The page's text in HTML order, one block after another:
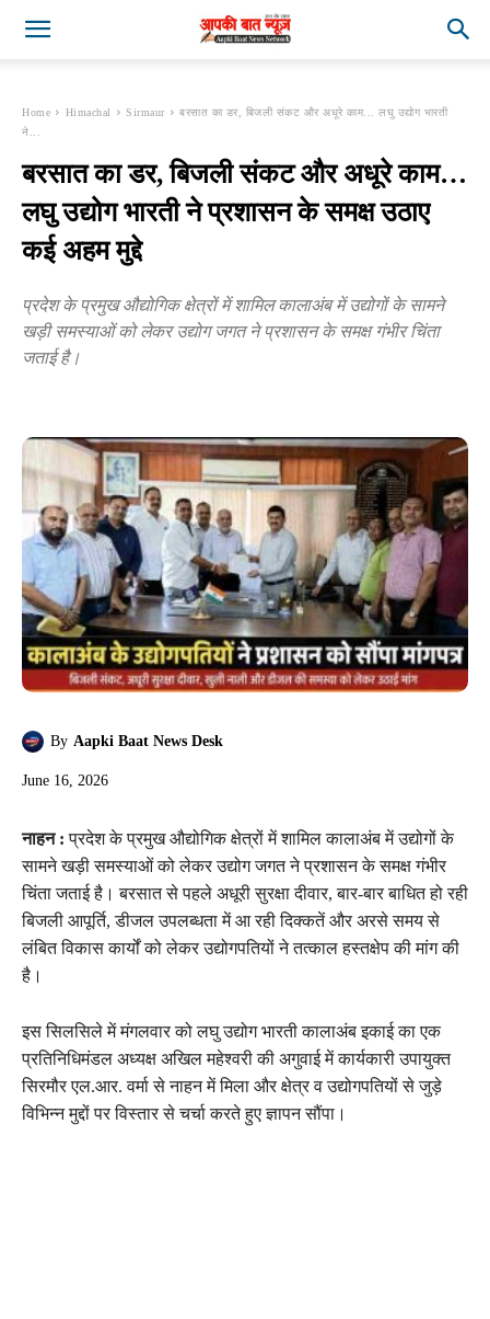
Home Himachal Sirmaur
बरसात का डर, बिजली संकट और अधूरे काम... लघु उद्योग भारती
ने...
बरसात का डर, बिजली संकट और अधूरे काम…
लघु उद्योग भारती ने प्रशासन के समक्ष उठाए
कई अहम मुद्दे
प्रदेश के प्रमुख औद्योगिक क्षेत्रों में शामिल कालाअंब में उद्योगों के सामने
खड़ी समस्याओं को लेकर उद्योग जगत ने प्रशासन के समक्ष गंभीर चिंता
जताई है।
By Aapki Baat News Desk
June 16, 2026
नाहन : प्रदेश के प्रमुख औद्योगिक क्षेत्रों में शामिल कालाअंब में उद्योगों के
सामने खड़ी समस्याओं को लेकर उद्योग जगत ने प्रशासन के समक्ष गंभीर
चिंता जताई है। बरसात से पहले अधूरी सुरक्षा दीवार, बार-बार बाधित हो रही
बिजली आपूर्ति, डीजल उपलब्धता में आ रही दिक्कतें और अरसे समय से
लंबित विकास कार्यों को लेकर उद्योगपतियों ने तत्काल हस्तक्षेप की मांग की
है।
इस सिलसिले में मंगलवार को लघु उद्योग भारती कालाअंब इकाई का एक
प्रतिनिधिमंडल अध्यक्ष अखिल महेश्वरी की अगुवाई में कार्यकारी उपायुक्त
सिरमौर एल.आर. वर्मा से नाहन में मिला और क्षेत्र व उद्योगपतियों से जुड़े
विभिन्न मुद्दों पर विस्तार से चर्चा करते हुए ज्ञापन सौंपा।